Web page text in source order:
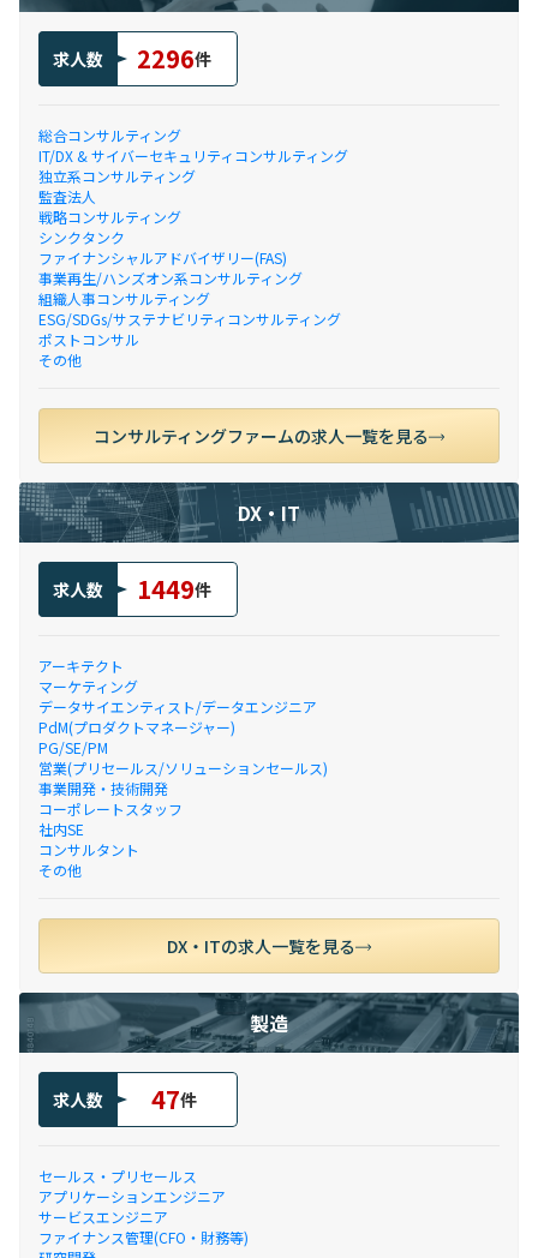
求人数 2296件
総合コンサルティング
IT/DX & サイバーセキュリティコンサルティング
独立系コンサルティング
監査法人
戦略コンサルティング
シンクタンク
ファイナンシャルアドバイザリー(FAS)
事業再生/ハンズオン系コンサルティング
組織人事コンサルティング
ESG/SDGs/サステナビリティコンサルティング
ポストコンサル
その他
コンサルティングファームの求人一覧を見る
DX・IT
求人数 1449件
アーキテクト
マーケティング
データサイエンティスト/データエンジニア
PdM(プロダクトマネージャー)
PG/SE/PM
営業(プリセールス/ソリューションセールス)
事業開発・技術開発
コーポレートスタッフ
社内SE
コンサルタント
その他
DX・ITの求人一覧を見る
製造
求人数 47件
セールス・プリセールス
アプリケーションエンジニア
サービスエンジニア
ファイナンス管理(CFO・財務等)